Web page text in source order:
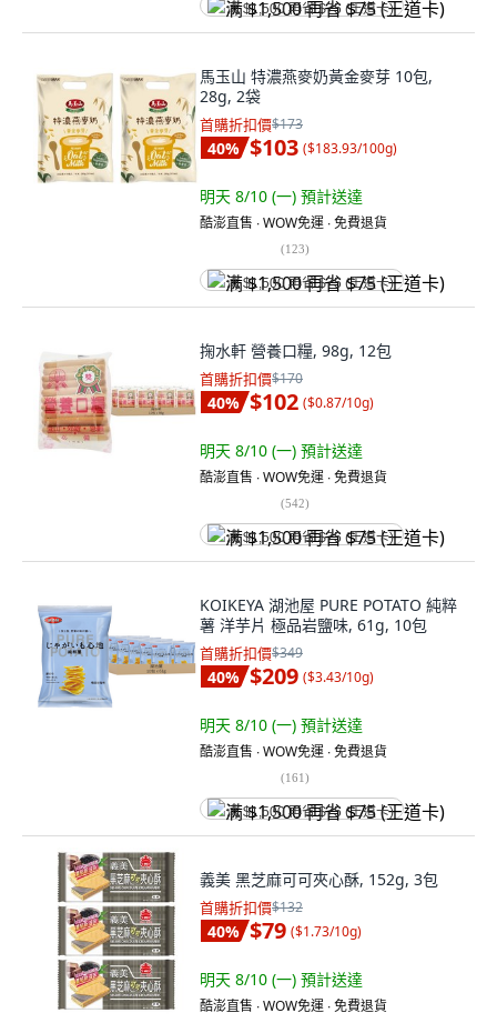
满 $1,500 再省 $75 (王道卡)
馬玉山 特濃燕麥奶黃金麥芽 10包,
28g, 2袋
首購折扣價$173
40% $103 ($183.93/100g)
明天 8/10 (一) 預計送達
酷澎直售 ∙ WOW免運 ∙ 免費退貨
(123)
满 $1,500 再省 $75 (王道卡)
掬水軒 營養口糧, 98g, 12包
首購折扣價$170
40% $102 ($0.87/10g)
明天 8/10 (一) 預計送達
酷澎直售 ∙ WOW免運 ∙ 免費退貨
(542)
满 $1,500 再省 $75 (王道卡)
KOIKEYA 湖池屋 PURE POTATO 純粹
薯 洋芋片 極品岩鹽味, 61g, 10包
首購折扣價$349
40% $209 ($3.43/10g)
明天 8/10 (一) 預計送達
酷澎直售 ∙ WOW免運 ∙ 免費退貨
(161)
满 $1,500 再省 $75 (王道卡)
義美 黑芝麻可可夾心酥, 152g, 3包
首購折扣價$132
40% $79 ($1.73/10g)
明天 8/10 (一) 預計送達
酷澎直售 ∙ WOW免運 ∙ 免費退貨